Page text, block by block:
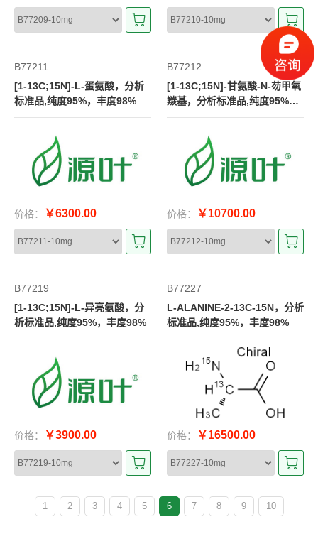
B77211
[1-13C;15N]-L-蛋氨酸，分析
标准品,纯度95%，丰度98%
价格： ￥6300.00
B77212
[1-13C;15N]-甘氨酸-N-芴甲氧
羰基，分析标准品,纯度95%，
丰度98%
价格： ￥10700.00
B77219
[1-13C;15N]-L-异亮氨酸，分
析标准品,纯度95%，丰度98%
价格： ￥3900.00
B77227
L-ALANINE-2-13C-15N，分析
标准品,纯度95%，丰度98%
价格： ￥16500.00
1 2 3 4 5 6 7 8 9 10